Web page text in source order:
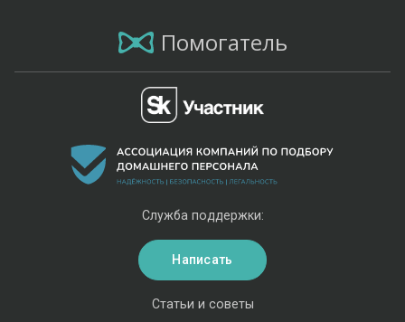
Помогатель
Статьи и советы
Служба поддержки:
Написать